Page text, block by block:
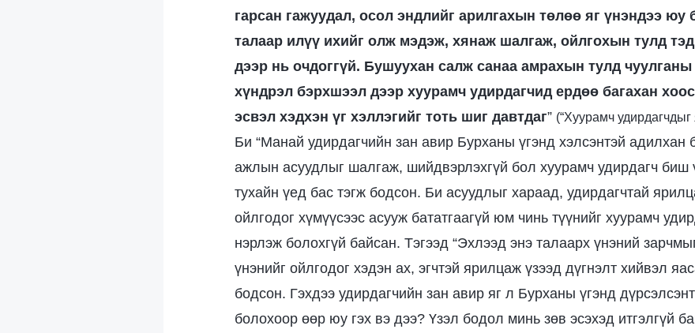
гарсан гажуудал, осол эндлийг арилгахын төлөө яг үнэндээ юу
талаар илүү ихийг олж мэдэж, хянаж шалгаж, ойлгохын тулд тэд
дээр нь очдоггүй. Бушуухан салж санаа амрахын тулд
хүндрэл бэрхшээл дээр хуурамч удирдагчид ердөө багахан
эсвэл хэдхэн үг хэллэгийг тоть шиг давтдаг” (“Хуурамч
Би “Манай удирдагчийн зан авир Бурханы үгэнд хэлсэнтэй адилхан
ажлын асуудлыг шалгаж, шийдвэрлэхгүй бол хуурамч удирдагч биш
тухайн үед бас тэгж бодсон. Би асуудлыг хараад, удирдагчтай
ойлгодог хүмүүсээс асууж бататгаагүй юм чинь түүнийг хуурамч
нэрлэж болохгүй байсан. Тэгээд “Эхлээд энэ талаарх үнэний
үнэнийг ойлгодог хэдэн ах, эгчтэй ярилцаж үзээд дүгнэлт хийвэл
бодсон. Гэхдээ удирдагчийн зан авир яг л Бурханы үгэнд
болохоор өөр юу гэх вэ дээ? Үзэл бодол минь зөв эсэхэд итгэлгүй